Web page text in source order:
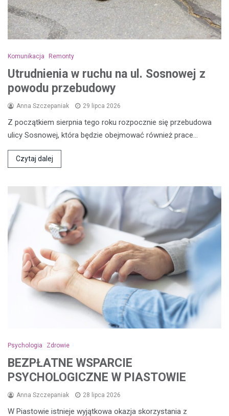
Komunikacja Remonty
Utrudnienia w ruchu na ul. Sosnowej z
powodu przebudowy
Anna Szczepaniak 29 lipca 2026
Z początkiem sierpnia tego roku rozpocznie się przebudowa
ulicy Sosnowej, która będzie obejmować również prace…
Czytaj dalej
Psychologia Zdrowie
BEZPŁATNE WSPARCIE
PSYCHOLOGICZNE W PIASTOWIE
Anna Szczepaniak 28 lipca 2026
W Piastowie istnieje wyjątkowa okazja skorzystania z